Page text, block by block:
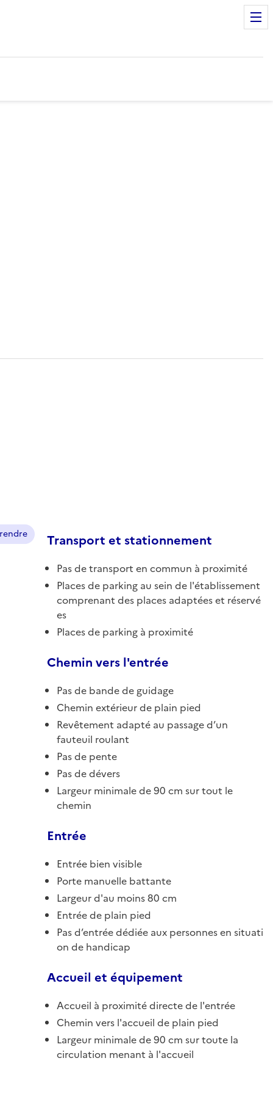
Transport et stationnement
Pas de transport en commun à proximité
Places de parking au sein de l'établissement
comprenant des places adaptées et réservé
es
Places de parking à proximité
Chemin vers l'entrée
Pas de bande de guidage
Chemin extérieur de plain pied
Revêtement adapté au passage d’un
fauteuil roulant
Pas de pente
Pas de dévers
Largeur minimale de 90 cm sur tout le
chemin
Entrée
Entrée bien visible
Porte manuelle battante
Largeur d'au moins 80 cm
Entrée de plain pied
Pas d’entrée dédiée aux personnes en situati
on de handicap
Accueil et équipement
Accueil à proximité directe de l'entrée
Chemin vers l'accueil de plain pied
Largeur minimale de 90 cm sur toute la
circulation menant à l'accueil